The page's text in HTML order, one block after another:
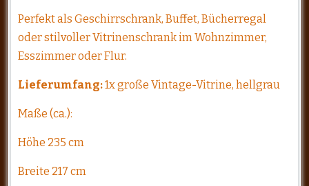
Perfekt als Geschirrschrank, Buffet, Bücherregal
oder stilvoller Vitrinenschrank im Wohnzimmer,
Esszimmer oder Flur.
Lieferumfang:1x große Vintage-Vitrine, hellgrau
Maße (ca.):
Höhe 235 cm
Breite 217 cm